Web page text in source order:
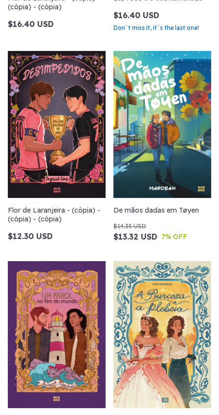
(cópia) - (cópia)
$16.40 USD
$16.40 USD
Don´t miss it, it´s the last one!
Flor de Laranjeira - (cópia) -
(cópia) - (cópia)
$12.30 USD
De mãos dadas em Tøyen
$13.32 USD
$14.35 USD
7% OFF